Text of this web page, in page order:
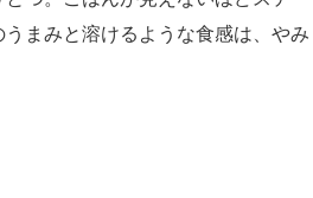
まみと溶けるような食感は、やみ